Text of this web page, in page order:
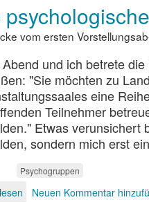
vom ersten
und ich betrete
"Sie möchten zu
eine
Teilnehmer
Etwas verunsichert
sondern mich erst
Psychogruppen
über
Neuen Kommentar